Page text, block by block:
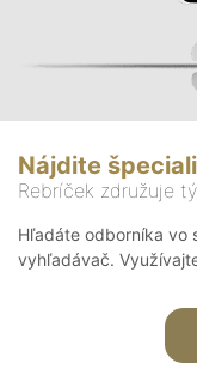
Nájdite
Rebríček združuje
Hľadáte odborníka vo
vyhľadávač.